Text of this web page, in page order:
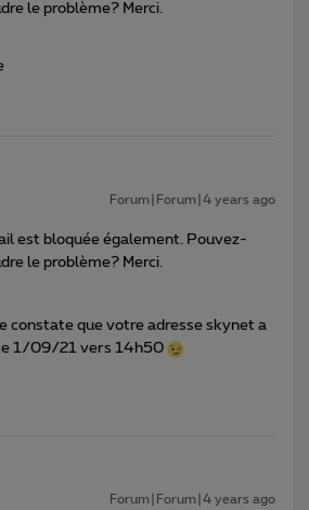
le problème? Merci.
Forum|Forum|4 years ago
est bloquée également. Pouvez-
le problème? Merci.
constate que votre adresse skynet a
1/09/21 vers 14h50
Forum|Forum|4 years ago